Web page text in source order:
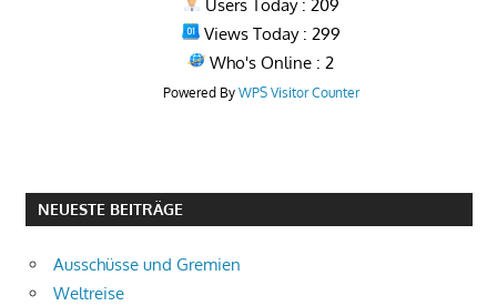
Users Today : 209
Views Today : 299
Who's Online : 2
Powered By WPS Visitor Counter
NEUESTE BEITRÄGE
Ausschüsse und Gremien
Weltreise